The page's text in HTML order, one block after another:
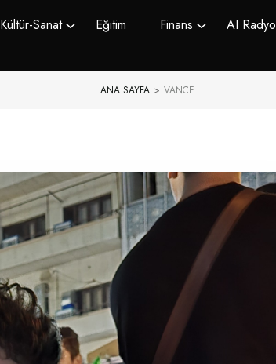
Kültür-Sanat Eğitim Finans AI Radyo
ANA SAYFA > VANCE